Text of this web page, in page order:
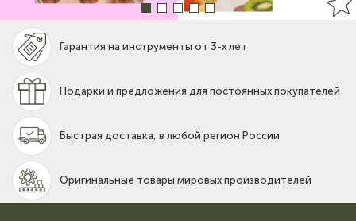
Гарантия на инструменты от 3-х лет
Подарки и предложения для постоянных покупателей
Быстрая доставка, в любой регион России
Оригинальные товары мировых производителей